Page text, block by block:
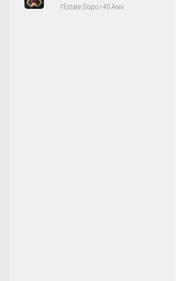
l'Estate Dopo i 40 Anni